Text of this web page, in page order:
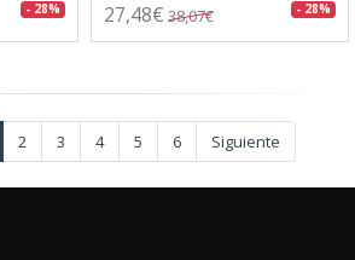
- 28% 27,48€ 38,07€ - 28%
2 3 4 5 6 Siguiente